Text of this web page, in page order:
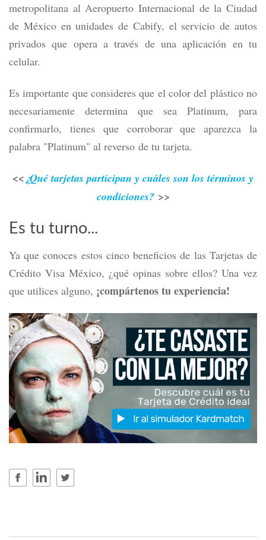
metropolitana al Aeropuerto Internacional de la Ciudad
de México en unidades de Cabify, el servicio de autos
privados que opera a través de una aplicación en tu
celular.
Es importante que consideres que el color del plástico no
necesariamente determina que sea Platinum, para
confirmarlo, tienes que corroborar que aparezca la
palabra "Platinum" al reverso de tu tarjeta.
<<¿Qué tarjetas participan y cuáles son los términos y
condiciones?>>
Es tu turno...
Ya que conoces estos cinco beneficios de las Tarjetas de
Crédito Visa México, ¿qué opinas sobre ellos? Una vez
que utilices alguno, ¡compártenos tu experiencia!